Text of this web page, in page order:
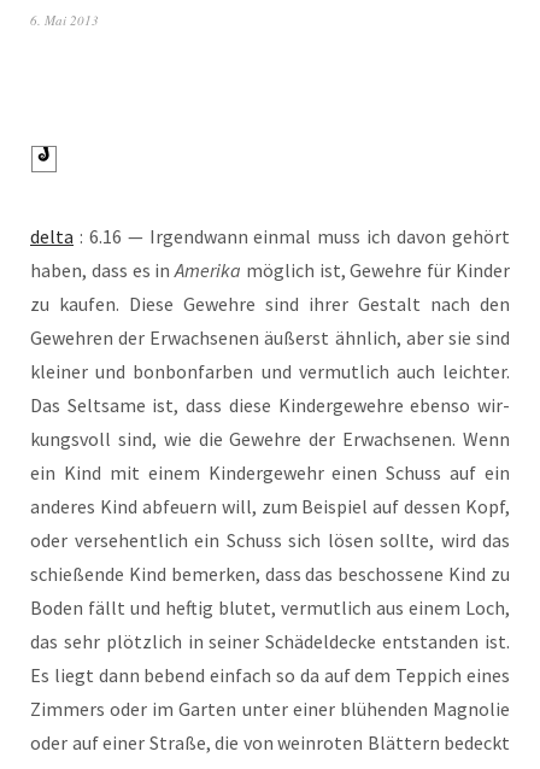
6. Mai 2013
del­ta : 6.16 — Irgend­wann ein­mal muss ich davon gehört
haben, dass es inAme­ri­ka mög­lich ist, Geweh­re für Kin­der
zu kau­fen. Die­se Geweh­re sind ihrer Gestalt nach den
Geweh­ren der Erwach­se­nen äußerst ähn­lich, aber sie sind
klei­ner und bon­bon­far­ben und ver­mut­lich auch leich­ter.
Das Selt­sa­me ist, dass die­se Kin­der­ge­weh­re eben­so wir­
kungs­voll sind, wie die Geweh­re der Erwach­se­nen. Wenn
ein Kind mit einem Kin­der­ge­wehr einen Schuss auf ein
ande­res Kind abfeu­ern will, zum Bei­spiel auf des­sen Kopf,
oder ver­se­hent­lich ein Schuss sich lösen soll­te, wird das
schie­ßen­de Kind bemer­ken, dass das beschos­se­ne Kind zu
Boden fällt und hef­tig blu­tet, ver­mut­lich aus einem Loch,
das sehr plötz­lich in sei­ner Schä­del­de­cke ent­stan­den ist.
Es liegt dann bebend ein­fach so da auf dem Tep­pich eines
Zim­mers oder im Gar­ten unter einer blü­hen­den Magno­lie
oder auf einer Stra­ße, die von wein­ro­ten Blät­tern bedeckt